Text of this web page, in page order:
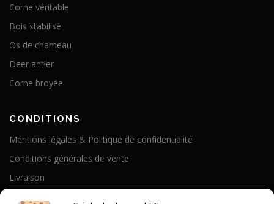
Corne véritable
Bois stabilisé
Os de chameau
Deer antler
Corne broyée
CONDITIONS
Mentions légales & Politique de confidentialité
Conditions générales de vente
Livraison